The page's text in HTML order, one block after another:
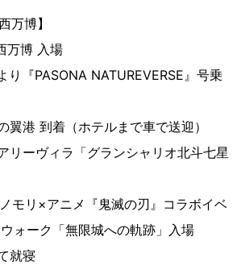
万博】
万博 入場
『PASONA NATUREVERSE』号乗
港 到着（ホテルまで車で送迎）
ーヴィラ「グランシャリオ北斗七星
リ×アニメ『鬼滅の刃』コラボイベ
ォーク「無限城への軌跡」入場
就寝